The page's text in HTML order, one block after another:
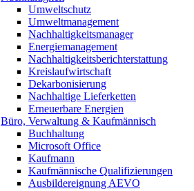
Umweltschutz
Umweltmanagement
Nachhaltigkeitsmanager
Energiemanagement
Nachhaltigkeitsberichterstattung
Kreislaufwirtschaft
Dekarbonisierung
Nachhaltige Lieferketten
Erneuerbare Energien
Büro, Verwaltung & Kaufmännisch
Buchhaltung
Microsoft Office
Kaufmann
Kaufmännische Qualifizierungen
Ausbildereignung AEVO